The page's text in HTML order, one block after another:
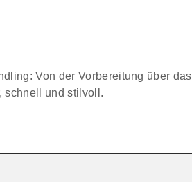
Von der Vorbereitung über
schnell und stilvoll.